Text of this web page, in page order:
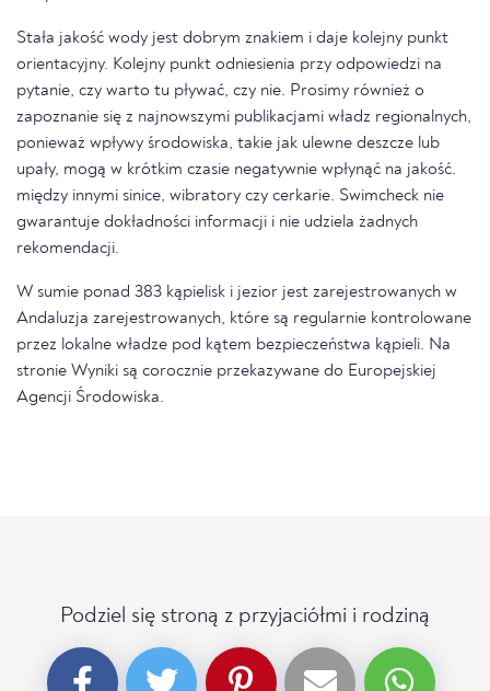
Stała jakość wody jest dobrym znakiem i daje kolejny punkt
orientacyjny. Kolejny punkt odniesienia przy odpowiedzi na
pytanie, czy warto tu pływać, czy nie. Prosimy również o
zapoznanie się z najnowszymi publikacjami władz regionalnych,
ponieważ wpływy środowiska, takie jak ulewne deszcze lub
upały, mogą w krótkim czasie negatywnie wpłynąć na jakość.
między innymi sinice, wibratory czy cerkarie. Swimcheck nie
gwarantuje dokładności informacji i nie udziela żadnych
rekomendacji.
W sumie ponad 383 kąpielisk i jezior jest zarejestrowanych w
Andaluzja zarejestrowanych, które są regularnie kontrolowane
przez lokalne władze pod kątem bezpieczeństwa kąpieli. Na
stronie Wyniki są corocznie przekazywane do Europejskiej
Agencji Środowiska.
Podziel się stroną z przyjaciółmi i rodziną